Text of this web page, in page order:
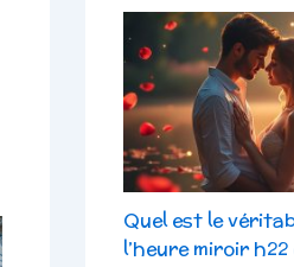
Quel est le
l’heure miroir